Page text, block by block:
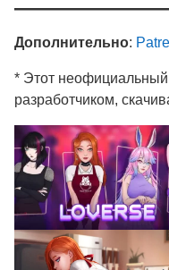
Дополнительно:
* Этот неофициальный
разработчиком,